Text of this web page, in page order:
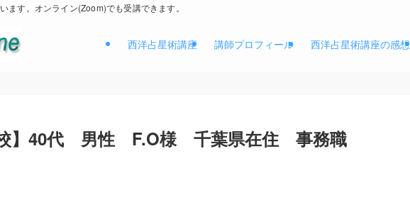
ます。オンライン(Zoom)でも受講できます。
西洋占星術講座 講師プロフィール 西洋占星術講座の感想
校】40代 男性 F.O様 千葉県在住 事務職